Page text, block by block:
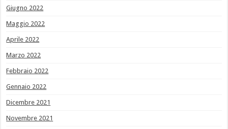
Giugno 2022
Maggio 2022
Aprile 2022
Marzo 2022
Febbraio 2022
Gennaio 2022
Dicembre 2021
Novembre 2021